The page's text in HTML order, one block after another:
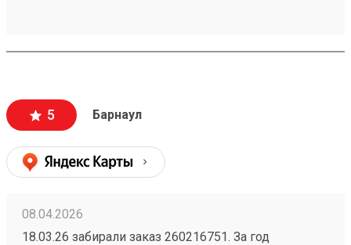
заказа №260626919. Пришли за неделю до адреса
стоимости. Упаковано надежно - товар обшит
деревянным щитом. Есть приложение и сайт, что
дальше. Жду заказ по доставке радиаторов из
Новосибирска.
5 Барнаул
08.04.2026
18.03.26 забирали заказ 260216751. За год